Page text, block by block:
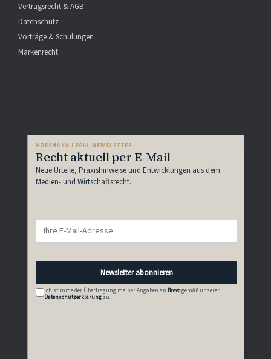
Vertragsrecht & AGB
Datenschutz
Vorträge & Schulungen
Markenrecht
HOESMANN.LEGAL NEWSLETTER
Recht aktuell per E-Mail
Neue Urteile, Praxishinweise und Entwicklungen aus dem
Medien- und Wirtschaftsrecht.
Newsletter abonnieren
Ich stimme der Übertragung meiner Angaben an Brevogemäß unserer
Datenschutzerklärung zu.